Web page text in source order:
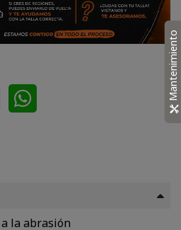
la abrasión
Mantenimiento